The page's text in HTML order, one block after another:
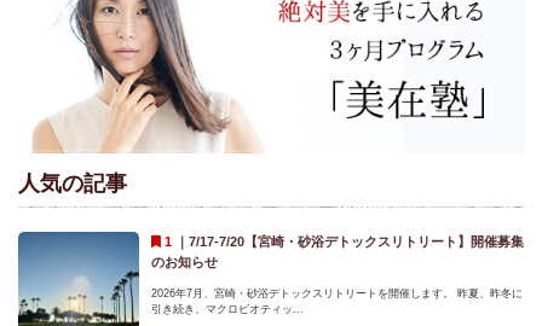
人気の記事
｜ 7/17-7/20【宮崎・砂浴デトックスリトリート】開催募集
のお知らせ
2026年7月、宮崎・砂浴デトックスリトリートを開催します。 昨夏、昨冬に
引き続き、マクロビオティッ...